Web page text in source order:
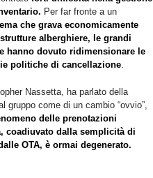
di
cancellazione
Per far fronte a un
che grava economicamente
alberghiere, le grandi
hanno dovuto ridimensionare le
politiche di cancellazione.
Nassetta, ha parlato della
gruppo come di un cambio “ovvio”,
delle prenotazioni
coadiuvato dalla semplicità di
OTA, è ormai degenerato.